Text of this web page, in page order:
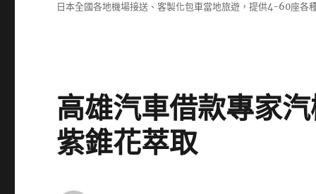
日本全國各地機場接送、客製化包車當地旅遊，提供4-60座各
高雄汽車借款專家
紫錐花萃取